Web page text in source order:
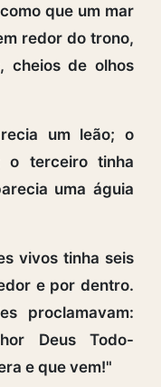
que um mar
redor do trono,
cheios de olhos
um leão; o
o terceiro tinha
uma águia
vivos tinha seis
e por dentro.
proclamavam:
Deus Todo-
e que vem!"